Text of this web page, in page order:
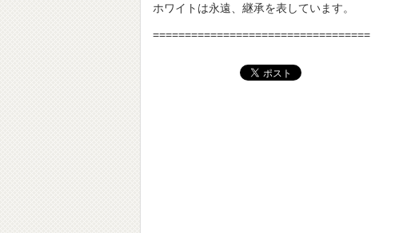
ホワイトは永遠、継承を表しています。
==================================